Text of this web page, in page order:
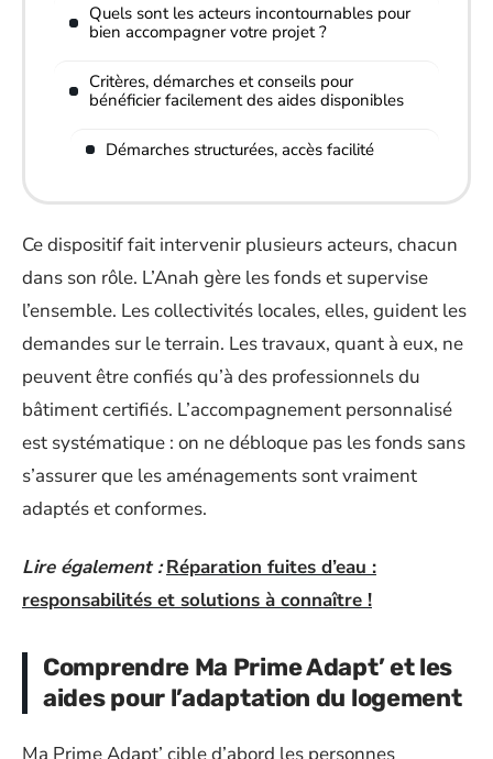
Quels sont les acteurs incontournables pour
bien accompagner votre projet ?
Critères, démarches et conseils pour
bénéficier facilement des aides disponibles
Démarches structurées, accès facilité
Ce dispositif fait intervenir plusieurs acteurs, chacun
dans son rôle. L’Anah gère les fonds et supervise
l’ensemble. Les collectivités locales, elles, guident les
demandes sur le terrain. Les travaux, quant à eux, ne
peuvent être confiés qu’à des professionnels du
bâtiment certifiés. L’accompagnement personnalisé
est systématique : on ne débloque pas les fonds sans
s’assurer que les aménagements sont vraiment
adaptés et conformes.
Lire également : Réparation fuites d’eau :
responsabilités et solutions à connaître !
Comprendre Ma Prime Adapt’ et les
aides pour l’adaptation du logement